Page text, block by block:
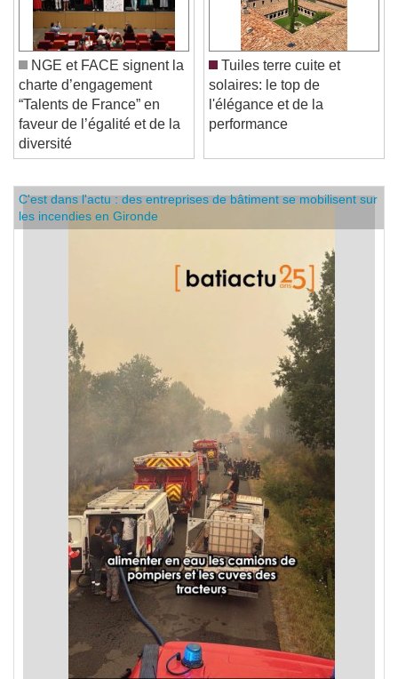
NGE et FACE signent la
charte d’engagement
“Talents de France” en
faveur de l’égalité et de la
diversité
Tuiles terre cuite et
solaires: le top de
l'élégance et de la
C'est dans l'actu : des entreprises de bâtiment se mobilisent sur
les incendies en Gironde